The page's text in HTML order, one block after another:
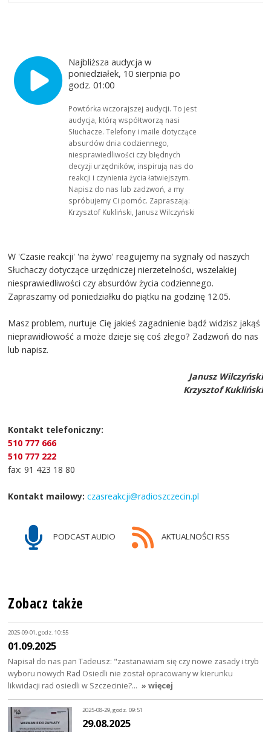
Najbliższa audycja w
poniedziałek, 10 sierpnia po
godz. 01:00
Powtórka wczorajszej audycji. To jest
audycja, którą współtworzą nasi
Słuchacze. Telefony i maile dotyczące
absurdów dnia codziennego,
niesprawiedliwości czy błędnych
decyzji urzędników, inspirują nas do
reakcji i czynienia życia łatwiejszym.
Napisz do nas lub zadzwoń, a my
spróbujemy Ci pomóc. Zapraszają:
Krzysztof Kukliński, Janusz Wilczyński
W 'Czasie reakcji' 'na żywo' reagujemy na sygnały od naszych
Słuchaczy dotyczące urzędniczej nierzetelności, wszelakiej
niesprawiedliwości czy absurdów życia codziennego.
Zapraszamy od poniedziałku do piątku na godzinę 12.05.
Masz problem, nurtuje Cię jakieś zagadnienie bądź widzisz jakąś
nieprawidłowość a może dzieje się coś złego? Zadzwoń do nas
lub napisz.
Janusz Wilczyński
Krzysztof Kukliński
Kontakt telefoniczny:
510 777 666
510 777 222
fax: 91 423 18 80
Kontakt mailowy: czasreakcji@radioszczecin.pl
PODCAST AUDIO AKTUALNOŚCI RSS
Zobacz także
2025-09-01, godz. 10:55
01.09.2025
Napisał do nas pan Tadeusz: "zastanawiam się czy nowe zasady i tryb
wyboru nowych Rad Osiedli nie został opracowany w kierunku
likwidacji rad osiedli w Szczecinie?… » więcej
2025-08-29, godz. 09:51
29.08.2025